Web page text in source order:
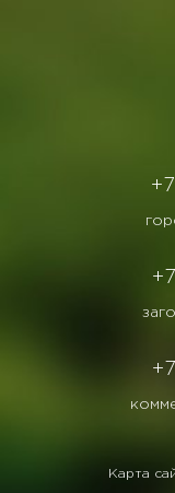
Карта